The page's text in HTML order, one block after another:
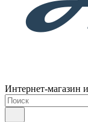
Интернет-магазин